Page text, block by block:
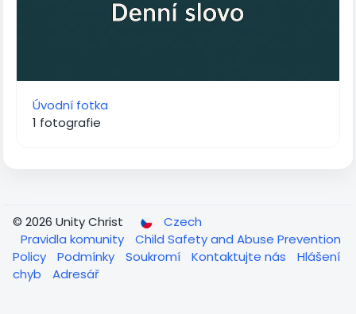
Úvodní fotka
1 fotografie
© 2026 Unity Christ
Czech
Pravidla komunity
Child Safety and Abuse Prevention
Policy
Podmínky Soukromí Kontaktujte nás
Hlášení
chyb
Adresář